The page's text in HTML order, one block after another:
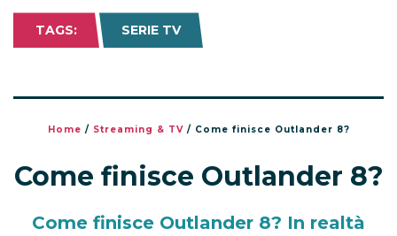
TAGS: SERIE TV
Home / Streaming & TV/ Come finisce Outlander 8?
Come finisce Outlander 8?
Come finisce Outlander 8? In realtà